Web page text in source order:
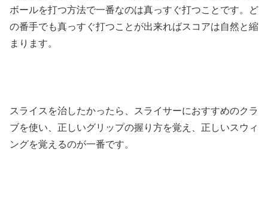
ボールを打つ方法で一番なのは真っすぐ打つことです。ど
の番手でも真っすぐ打つことが出来ればスコアは自然と縮
まります。
スライスを治したかったら、スライサーにおすすめのクラ
ブを使い、正しいグリップの握り方を覚え、正しいスウィ
ングを覚えるのが一番です。